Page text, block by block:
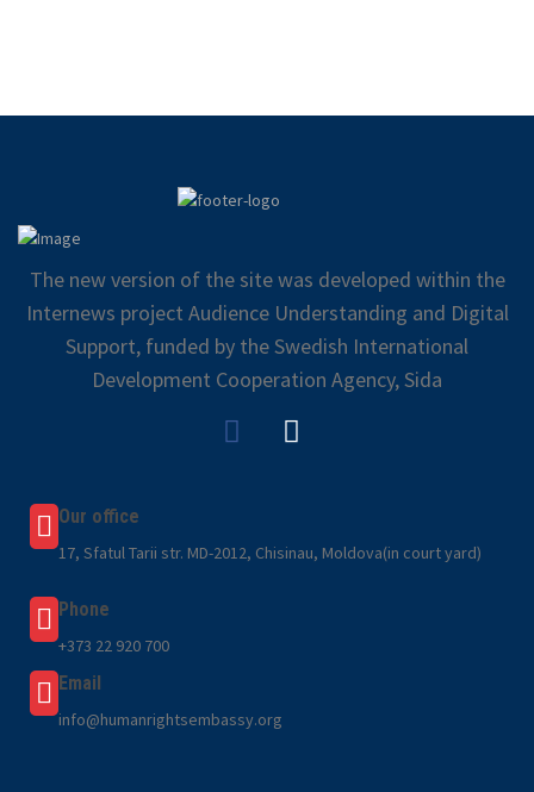
The new version of the site was developed within the
Internews project Audience Understanding and Digital
Support, funded by the Swedish International
Development Cooperation Agency, Sida
Our office
17, Sfatul Tarii str. MD-2012, Chisinau, Moldova(in court yard)
Phone
+373 22 920 700
Email
info@humanrightsembassy.org